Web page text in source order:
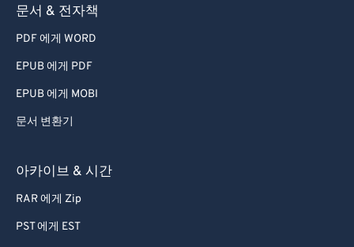
문서 & 전자책
PDF 에게 WORD
EPUB 에게 PDF
EPUB 에게 MOBI
문서 변환기
아카이브 & 시간
RAR 에게 Zip
PST 에게 EST